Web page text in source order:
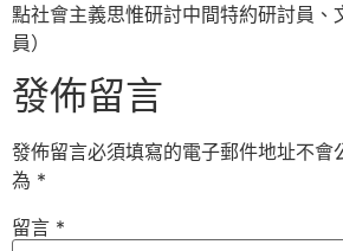
點社會主義思惟研討中間特約研討員、
員）
發佈留言
發佈留言必須填寫的電子郵件地址不會
為 *
留言 *